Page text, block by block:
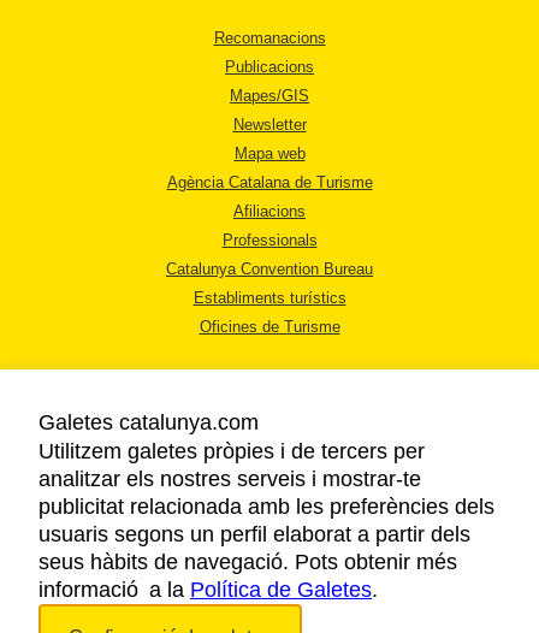
Recomanacions
Publicacions
Mapes/GIS
Newsletter
Mapa web
Agència Catalana de Turisme
Afiliacions
Professionals
Catalunya Convention Bureau
Establiments turístics
Oficines de Turisme
AVÍS LEGAL
POLÍTICA DE PRIVACITAT
COOKIES
ACCESSIBILITAT
Galetes catalunya.com
Utilitzem galetes pròpies i de tercers per
analitzar els nostres serveis i mostrar-te
publicitat relacionada amb les preferències dels
usuaris segons un perfil elaborat a partir dels
seus hàbits de navegació. Pots obtenir més
informació a la Política de Galetes.